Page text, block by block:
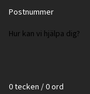
0 tecken / 0 ord